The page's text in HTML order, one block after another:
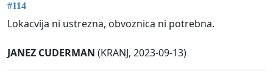
#114
Lokacvija ni ustrezna, obvoznica ni potrebna.
JANEZ CUDERMAN (KRANJ, 2023-09-13)